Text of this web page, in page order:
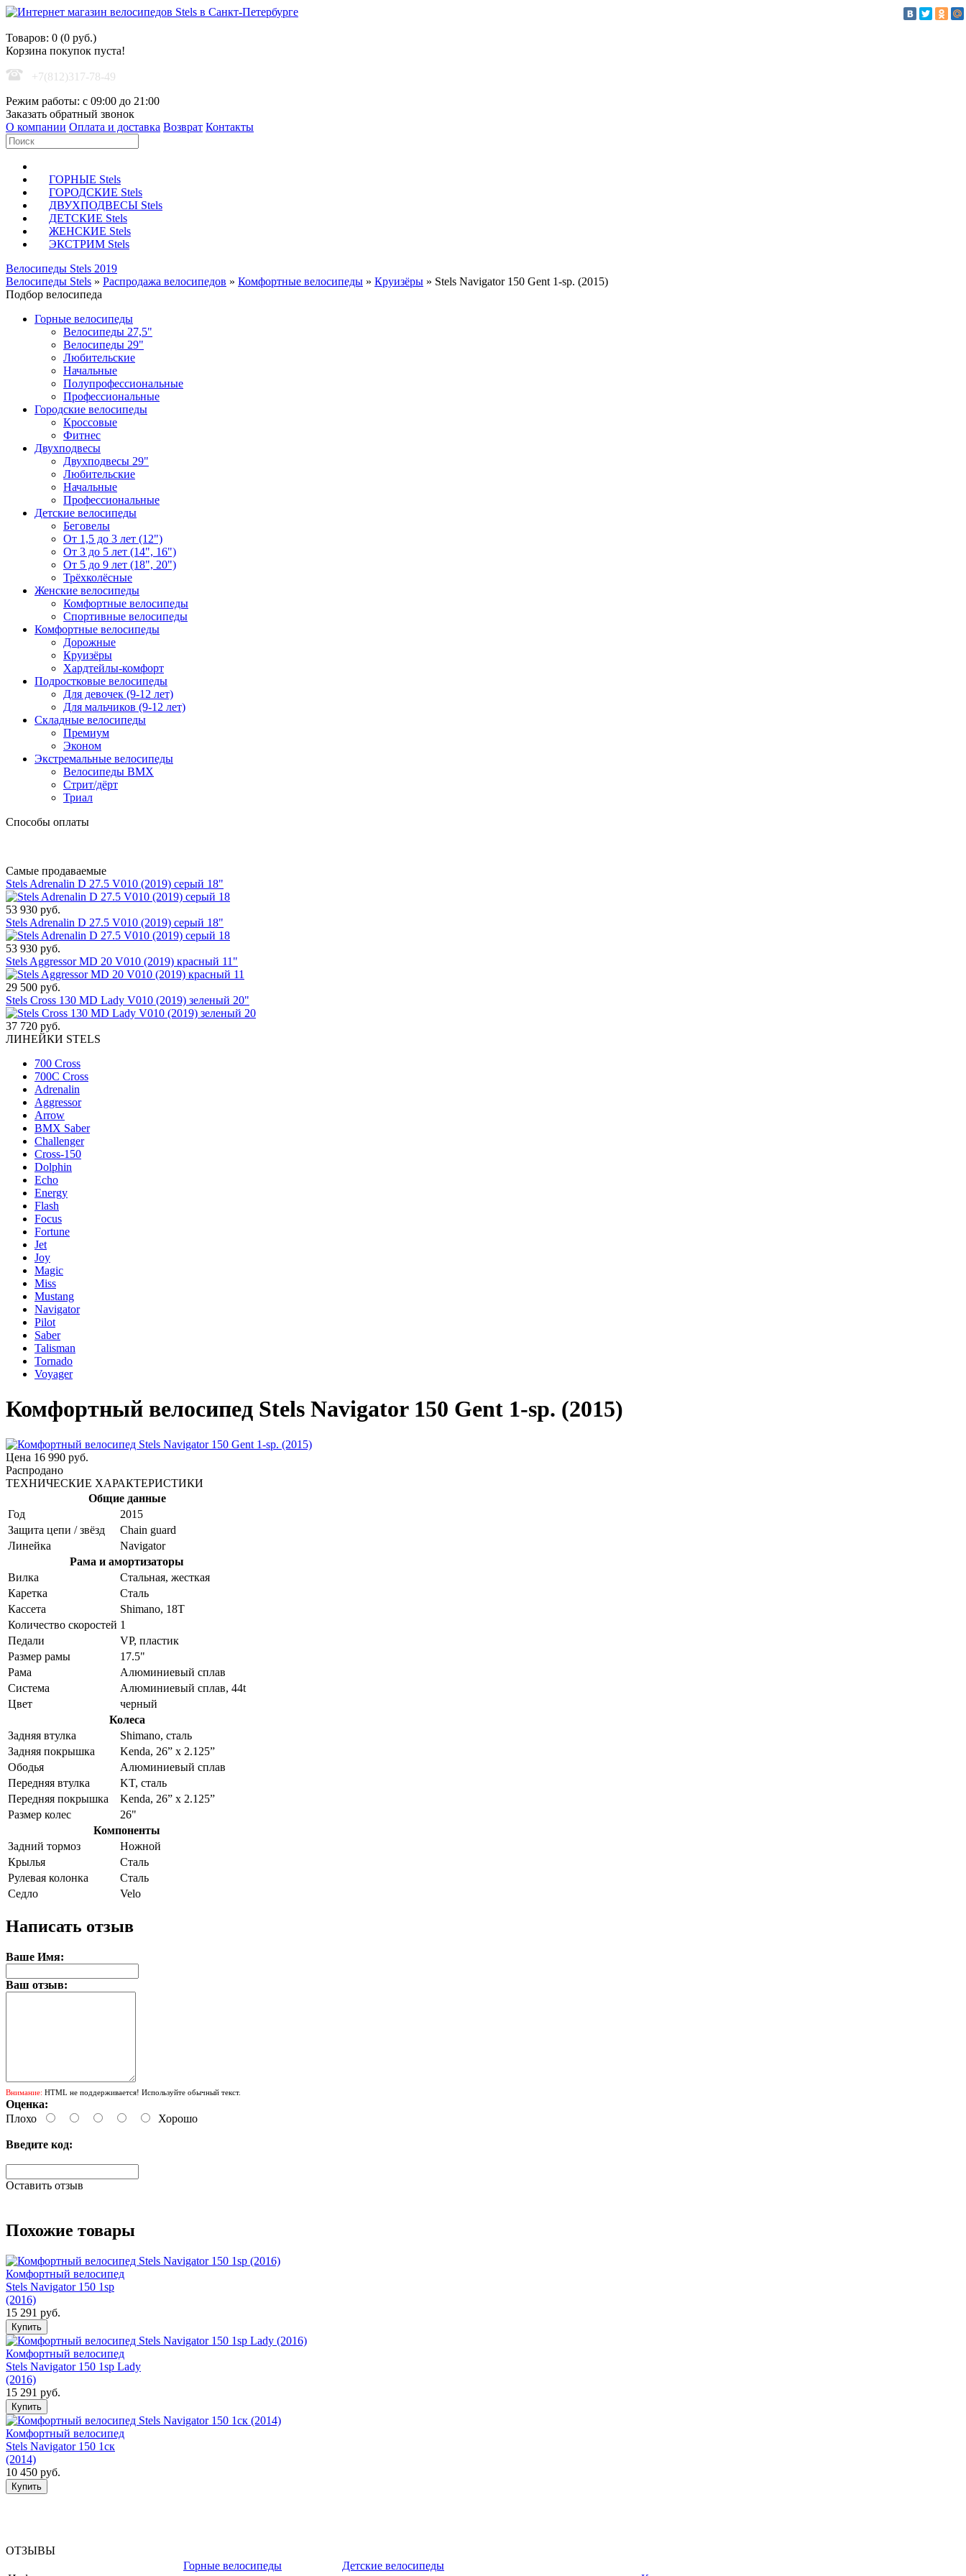
Товаров: 0 (0 руб.)
Корзина покупок пуста!
+7(812)317-78-49
Режим работы: с 09:00 до 21:00
Заказать обратный звонок
О компании Оплата и доставка Возврат Контакты
ГОРНЫЕ Stels
ГОРОДСКИЕ Stels
ДВУХПОДВЕСЫ Stels
ДЕТСКИЕ Stels
ЖЕНСКИЕ Stels
ЭКСТРИМ Stels
Велосипеды Stels 2019
Велосипеды Stels » Распродажа велосипедов » Комфортные велосипеды » Круизёры » Stels Navigator 150 Gent 1-sp. (2015)
Подбор велосипеда
Горные велосипеды
Велосипеды 27,5"
Велосипеды 29"
Любительские
Начальные
Полупрофессиональные
Профессиональные
Городские велосипеды
Кроссовые
Фитнес
Двухподвесы
Двухподвесы 29"
Любительские
Начальные
Профессиональные
Детские велосипеды
Беговелы
От 1,5 до 3 лет (12")
От 3 до 5 лет (14", 16")
От 5 до 9 лет (18", 20")
Трёхколёсные
Женские велосипеды
Комфортные велосипеды
Спортивные велосипеды
Комфортные велосипеды
Дорожные
Круизёры
Хардтейлы-комфорт
Подростковые велосипеды
Для девочек (9-12 лет)
Для мальчиков (9-12 лет)
Складные велосипеды
Премиум
Эконом
Экстремальные велосипеды
Велосипеды BMX
Стрит/дёрт
Триал
Способы оплаты
Самые продаваемые
Stels Adrenalin D 27.5 V010 (2019) серый 18"
53 930 руб.
Stels Adrenalin D 27.5 V010 (2019) серый 18"
53 930 руб.
Stels Aggressor MD 20 V010 (2019) красный 11"
29 500 руб.
Stels Cross 130 MD Lady V010 (2019) зеленый 20"
37 720 руб.
ЛИНЕЙКИ STELS
700 Cross
700C Cross
Adrenalin
Aggressor
Arrow
BMX Saber
Challenger
Cross-150
Dolphin
Echo
Energy
Flash
Focus
Fortune
Jet
Joy
Magic
Miss
Mustang
Navigator
Pilot
Saber
Talisman
Tornado
Voyager
Комфортный велосипед Stels Navigator 150 Gent 1-sp. (2015)
Цена 16 990 руб.
Распродано
ТЕХНИЧЕСКИЕ ХАРАКТЕРИСТИКИ
Общие данные
Год
2015
Защита цепи / звёзд
Chain guard
Линейка
Navigator
Рама и амортизаторы
Вилка
Стальная, жесткая
Каретка
Сталь
Кассета
Shimano, 18T
Количество скоростей 1
Педали
VP, пластик
Размер рамы
17.5"
Рама
Алюминиевый сплав
Система
Алюминиевый сплав, 44t
Цвет
черный
Колеса
Задняя втулка
Shimano, сталь
Задняя покрышка
Kenda, 26” x 2.125”
Ободья
Алюминиевый сплав
Передняя втулка
KT, сталь
Передняя покрышка
Kenda, 26” x 2.125”
Размер колес
26"
Компоненты
Задний тормоз
Ножной
Крылья
Сталь
Рулевая колонка
Сталь
Седло
Velo
Написать отзыв
Ваше Имя:
Ваш отзыв:
Внимание: HTML не поддерживается! Используйте обычный текст.
Оценка:
Плохо
Хорошо
Введите код:
Оставить отзыв
Похожие товары
Комфортный велосипед
Stels Navigator 150 1sp
(2016)
15 291 руб.
Комфортный велосипед
Stels Navigator 150 1sp Lady
(2016)
15 291 руб.
Комфортный велосипед
Stels Navigator 150 1ск
(2014)
10 450 руб.
ОТЗЫВЫ
Горные велосипеды
Детские велосипеды